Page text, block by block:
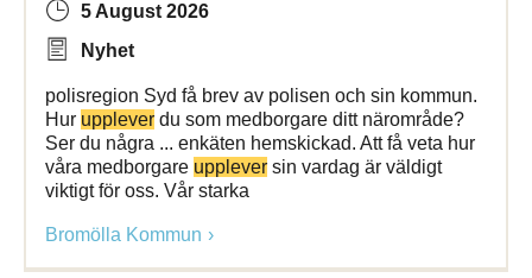
5 August 2026
Nyhet
polisregion Syd få brev av polisen och sin kommun.
Hur upplever du som medborgare ditt närområde?
Ser du några ... enkäten hemskickad. Att få veta hur
våra medborgare upplever sin vardag är väldigt
viktigt för oss. Vår starka
Bromölla Kommun